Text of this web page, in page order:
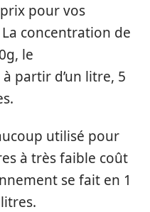
pour vos
concentration de
le
partir d’un litre, 5
utilisé pour
à très faible coût
se fait en 1